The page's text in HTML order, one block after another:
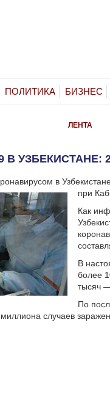
ПОЛИТИКА БИЗНЕС
ЛЕНТА
В
в
при
Как
В
более
тысяч
По
случаев